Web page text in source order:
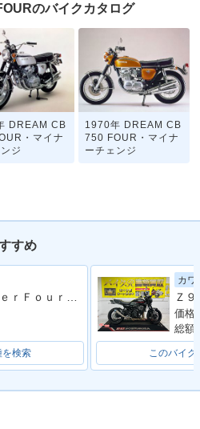
のバイクカタログ
DREAM CB
・マイナ
ジ
1970年 DREAM CB
750 FOUR・マイナ
ーチェンジ
すめ
９００ＳｕｐｅｒＦｏｕｒ（Ｚ−Ｉ） オリジナルカラー ショート管 ＣＲキャブ
を検索
カワ
価格:
総額:
このバイク